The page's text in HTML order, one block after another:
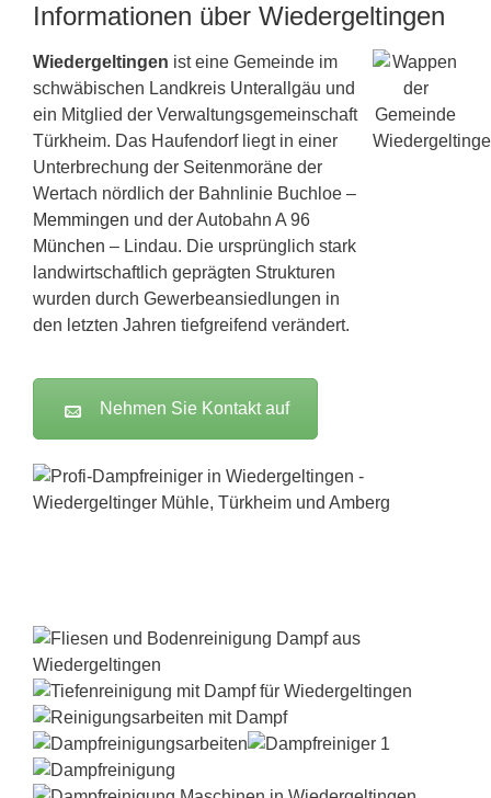
Informationen über Wiedergeltingen
Wiedergeltingen ist eine Gemeinde im
schwäbischen Landkreis Unterallgäu und
ein Mitglied der Verwaltungsgemeinschaft
Türkheim. Das Haufendorf liegt in einer
Unterbrechung der Seitenmoräne der
Wertach nördlich der Bahnlinie Buchloe –
Memmingen und der Autobahn A 96
München – Lindau. Die ursprünglich stark
landwirtschaftlich geprägten Strukturen
wurden durch Gewerbeansiedlungen in
den letzten Jahren tiefgreifend verändert.
Nehmen Sie Kontakt auf